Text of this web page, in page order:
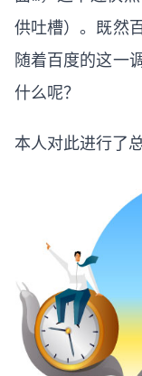
供吐槽）。既然
随着百度的这一
什么呢？
本人对此进行了总